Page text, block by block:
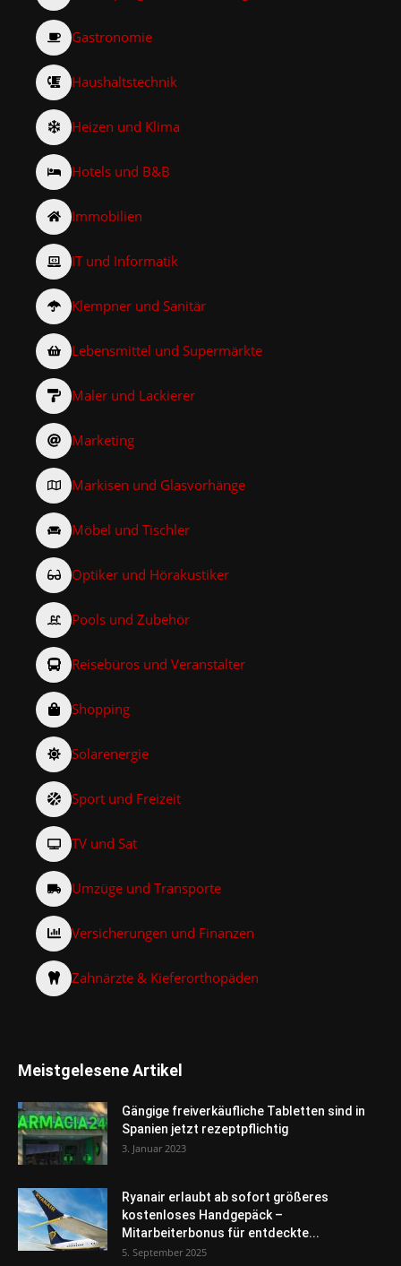
Gastronomie
Haushaltstechnik
Heizen und Klima
Hotels und B&B
Immobilien
IT und Informatik
Klempner und Sanitär
Lebensmittel und Supermärkte
Maler und Lackierer
Marketing
Markisen und Glasvorhänge
Möbel und Tischler
Optiker und Hörakustiker
Pools und Zubehör
Reisebüros und Veranstalter
Shopping
Solarenergie
Sport und Freizeit
TV und Sat
Umzüge und Transporte
Versicherungen und Finanzen
Zahnärzte & Kieferorthopäden
Meistgelesene Artikel
Gängige freiverkäufliche Tabletten sind in
Spanien jetzt rezeptpflichtig
3. Januar 2023
Ryanair erlaubt ab sofort größeres
kostenloses Handgepäck –
Mitarbeiterbonus für entdeckte...
5. September 2025